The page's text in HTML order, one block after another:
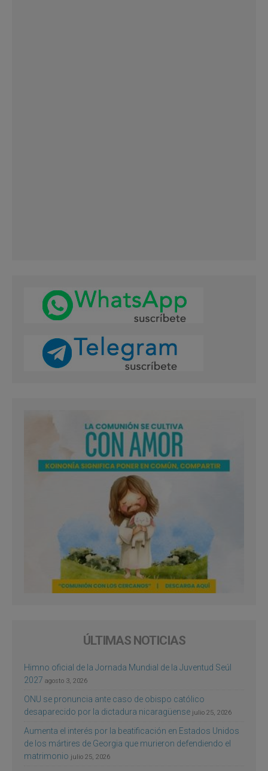
ÚLTIMAS NOTICIAS
Himno oficial de la Jornada Mundial de la Juventud Seúl
2027 agosto 3, 2026
ONU se pronuncia ante caso de obispo católico
desaparecido por la dictadura nicaragüense julio 25, 2026
Aumenta el interés por la beatificación en Estados Unidos
de los mártires de Georgia que murieron defendiendo el
matrimonio julio 25, 2026